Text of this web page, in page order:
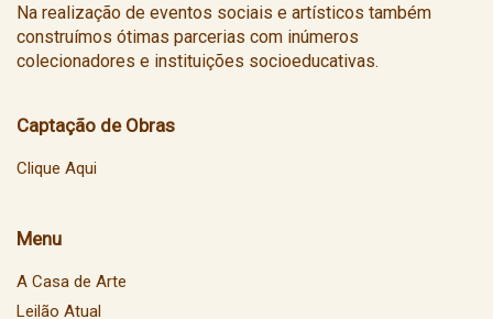
Na realização de eventos sociais e artísticos também
construímos ótimas parcerias com inúmeros
colecionadores e instituições socioeducativas.
Captação de Obras
Clique Aqui
Menu
A Casa de Arte
Leilão Atual